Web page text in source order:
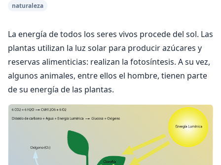
naturaleza
La energía de todos los seres vivos procede del sol. Las
plantas utilizan la luz solar para producir azúcares y
reservas alimenticias: realizan la fotosíntesis. A su vez,
algunos animales, entre ellos el hombre, tienen parte
de su energía de las plantas.